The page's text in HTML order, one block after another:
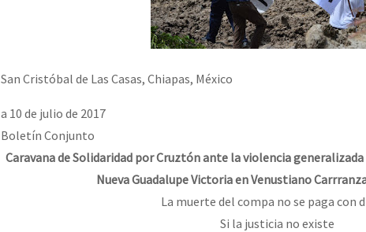
San Cristóbal de Las Casas, Chiapas, México
a 10 de julio de 2017
Boletín Conjunto
Caravana de Solidaridad por Cruztón ante la violencia
Nueva Guadalupe Victoria en Venustiano
La muerte del compa no se paga con
Si la justicia no existe